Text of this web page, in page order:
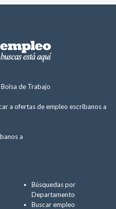
Bolsa de Trabajo
a ofertas de empleo escríbanos a
a
Búsquedas por
Departamento
Buscar empleo